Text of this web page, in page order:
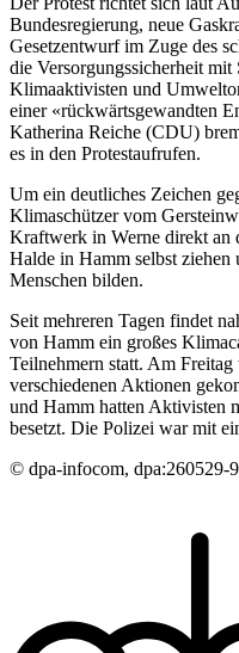
Bundesregierung, neue
Gesetzentwurf im Zuge des
die Versorgungssicherheit
Klimaaktivisten und
einer «rückwärtsgewandten
Katherina Reiche (CDU)
es in den Protestaufrufen.
Um ein deutliches Zeichen
Klimaschützer vom
Kraftwerk in Werne direkt an
Halde in Hamm selbst ziehen
Menschen bilden.
Seit mehreren Tagen findet
von Hamm ein großes
Teilnehmern statt. Am
verschiedenen Aktionen
und Hamm hatten Aktivisten
besetzt. Die Polizei war mit
© dpa-infocom, dpa:260529-